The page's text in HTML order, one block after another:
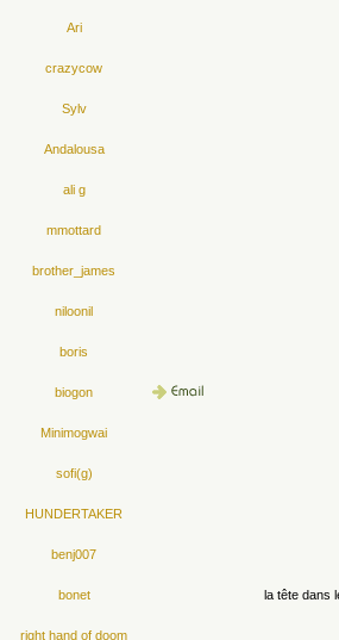
Ari
crazycow
Sylv
Andalousa
ali g
mmottard
brother_james
niloonil
boris
biogon
Minimogwai
sofi(g)
HUNDERTAKER
benj007
bonet la tête dans
right hand of doom